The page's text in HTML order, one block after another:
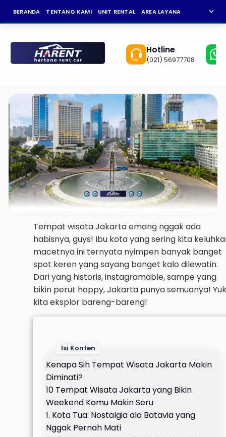
BERANDA TENTANG KAMI UNIT RENTAL AREA LAYANAN expand_more
Hotline
(021) 56977708
Tempat wisata Jakarta emang nggak ada
habisnya, guys! Ibu kota yang sering kita
macetnya ini ternyata nyimpen banyak banget
spot keren yang sayang banget kalo dilewatin.
Dari yang historis, instagramable, sampe yang
bikin perut happy, Jakarta punya semuanya!
kita eksplor bareng-bareng!
Isi Konten
Kenapa Sih Tempat Wisata Jakarta Makin
Diminati?
10 Tempat Wisata Jakarta yang Bikin
Weekend Kamu Makin Seru
1. Kota Tua: Nostalgia ala Batavia yang
Nggak Pernah Mati